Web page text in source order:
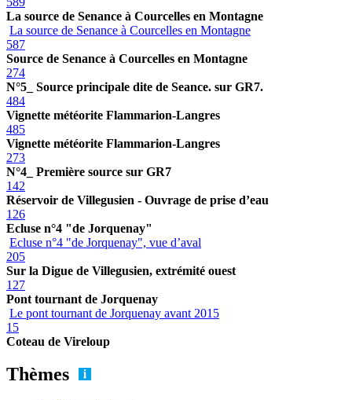
La source de Senance à Courcelles en Montagne
La source de Senance à Courcelles en Montagne
587
Source de Senance à Courcelles en Montagne
274
N°5_ Source principale dite de Seance. sur GR7.
484
Vignette météorite Flammarion-Langres
485
Vignette météorite Flammarion-Langres
273
N°4_ Première source sur GR7
142
Réservoir de Villegusien - Ouvrage de prise d’eau
126
Ecluse n°4 "de Jorquenay"
Ecluse n°4 "de Jorquenay", vue d’aval
205
Sur la Digue de Villegusien, extrémité ouest
127
Pont tournant de Jorquenay
Le pont tournant de Jorquenay avant 2015
15
Coteau de Vireloup
Thèmes